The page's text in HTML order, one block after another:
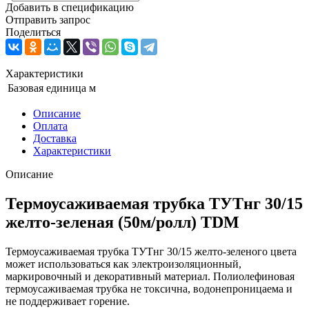
Добавить в спецификацию
Отправить запрос
Поделиться
Характеристики
Базовая единица м
Описание
Оплата
Доставка
Характеристики
Описание
Термоусаживаемая трубка ТУТнг 30/15
желто-зеленая (50м/ролл) TDM
Термоусаживаемая трубка ТУТнг 30/15 желто-зеленого цвета
может использоваться как электроизоляционный,
маркировочный и декоративный материал. Полиолефиновая
термоусаживаемая трубка не токсична, водонепроницаема и
не поддерживает горение.